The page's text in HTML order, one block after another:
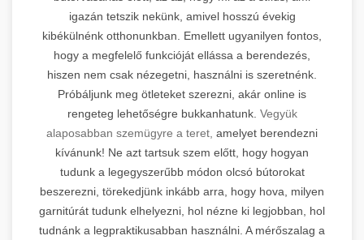
igazán tetszik nekünk, amivel hosszú évekig
kibékülnénk otthonunkban. Emellett ugyanilyen fontos,
hogy a megfelelő funkcióját ellássa a berendezés,
hiszen nem csak nézegetni, használni is szeretnénk.
Próbáljunk meg ötleteket szerezni, akár online is
rengeteg lehetőségre bukkanhatunk. Vegyük
alaposabban szemügyre a teret, amelyet berendezni
kívánunk! Ne azt tartsuk szem előtt, hogy hogyan
tudunk a legegyszerűbb módon olcsó bútorokat
beszerezni, törekedjünk inkább arra, hogy hova, milyen
garnitúrát tudunk elhelyezni, hol nézne ki legjobban, hol
tudnánk a legpraktikusabban használni. A mérőszalag a